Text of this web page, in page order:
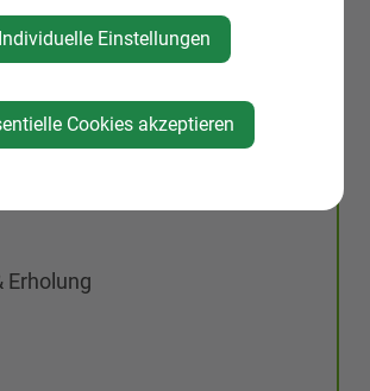
Versorgung
Wochenenddienste
Dienstleister
Erholung
Individuelle Einstellungen
Cookies akzeptieren